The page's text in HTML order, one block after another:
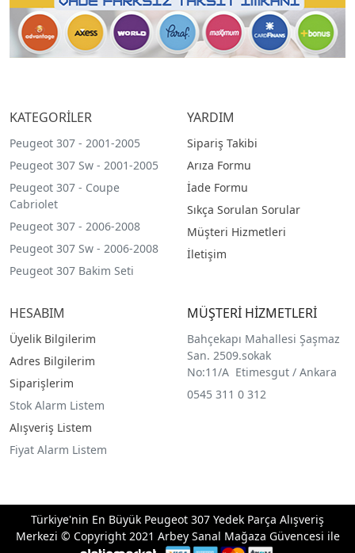
KATEGORİLER
Peugeot 307 - 2001-2005
Peugeot 307 Sw - 2001-2005
Peugeot 307 - Coupe
Cabriolet
Peugeot 307 - 2006-2008
Peugeot 307 Sw - 2006-2008
Peugeot 307 Bakim Seti
YARDIM
Sipariş Takibi
Arıza Formu
İade Formu
Sıkça Sorulan Sorular
Müşteri Hizmetleri
İletişim
HESABIM
Üyelik Bilgilerim
Adres Bilgilerim
Siparişlerim
Stok Alarm Listem
Alışveriş Listem
Fiyat Alarm Listem
MÜŞTERİ HİZMETLERİ
Bahçekapı Mahallesi Şaşmaz
San. 2509.sokak
No:11/A Etimesgut / Ankara
0545 311 0 312
Türkiye'nin En Büyük Peugeot 307 Yedek Parça Alışveriş
Merkezi © Copyright 2021 Arbey Sanal Mağaza Güvencesi ile